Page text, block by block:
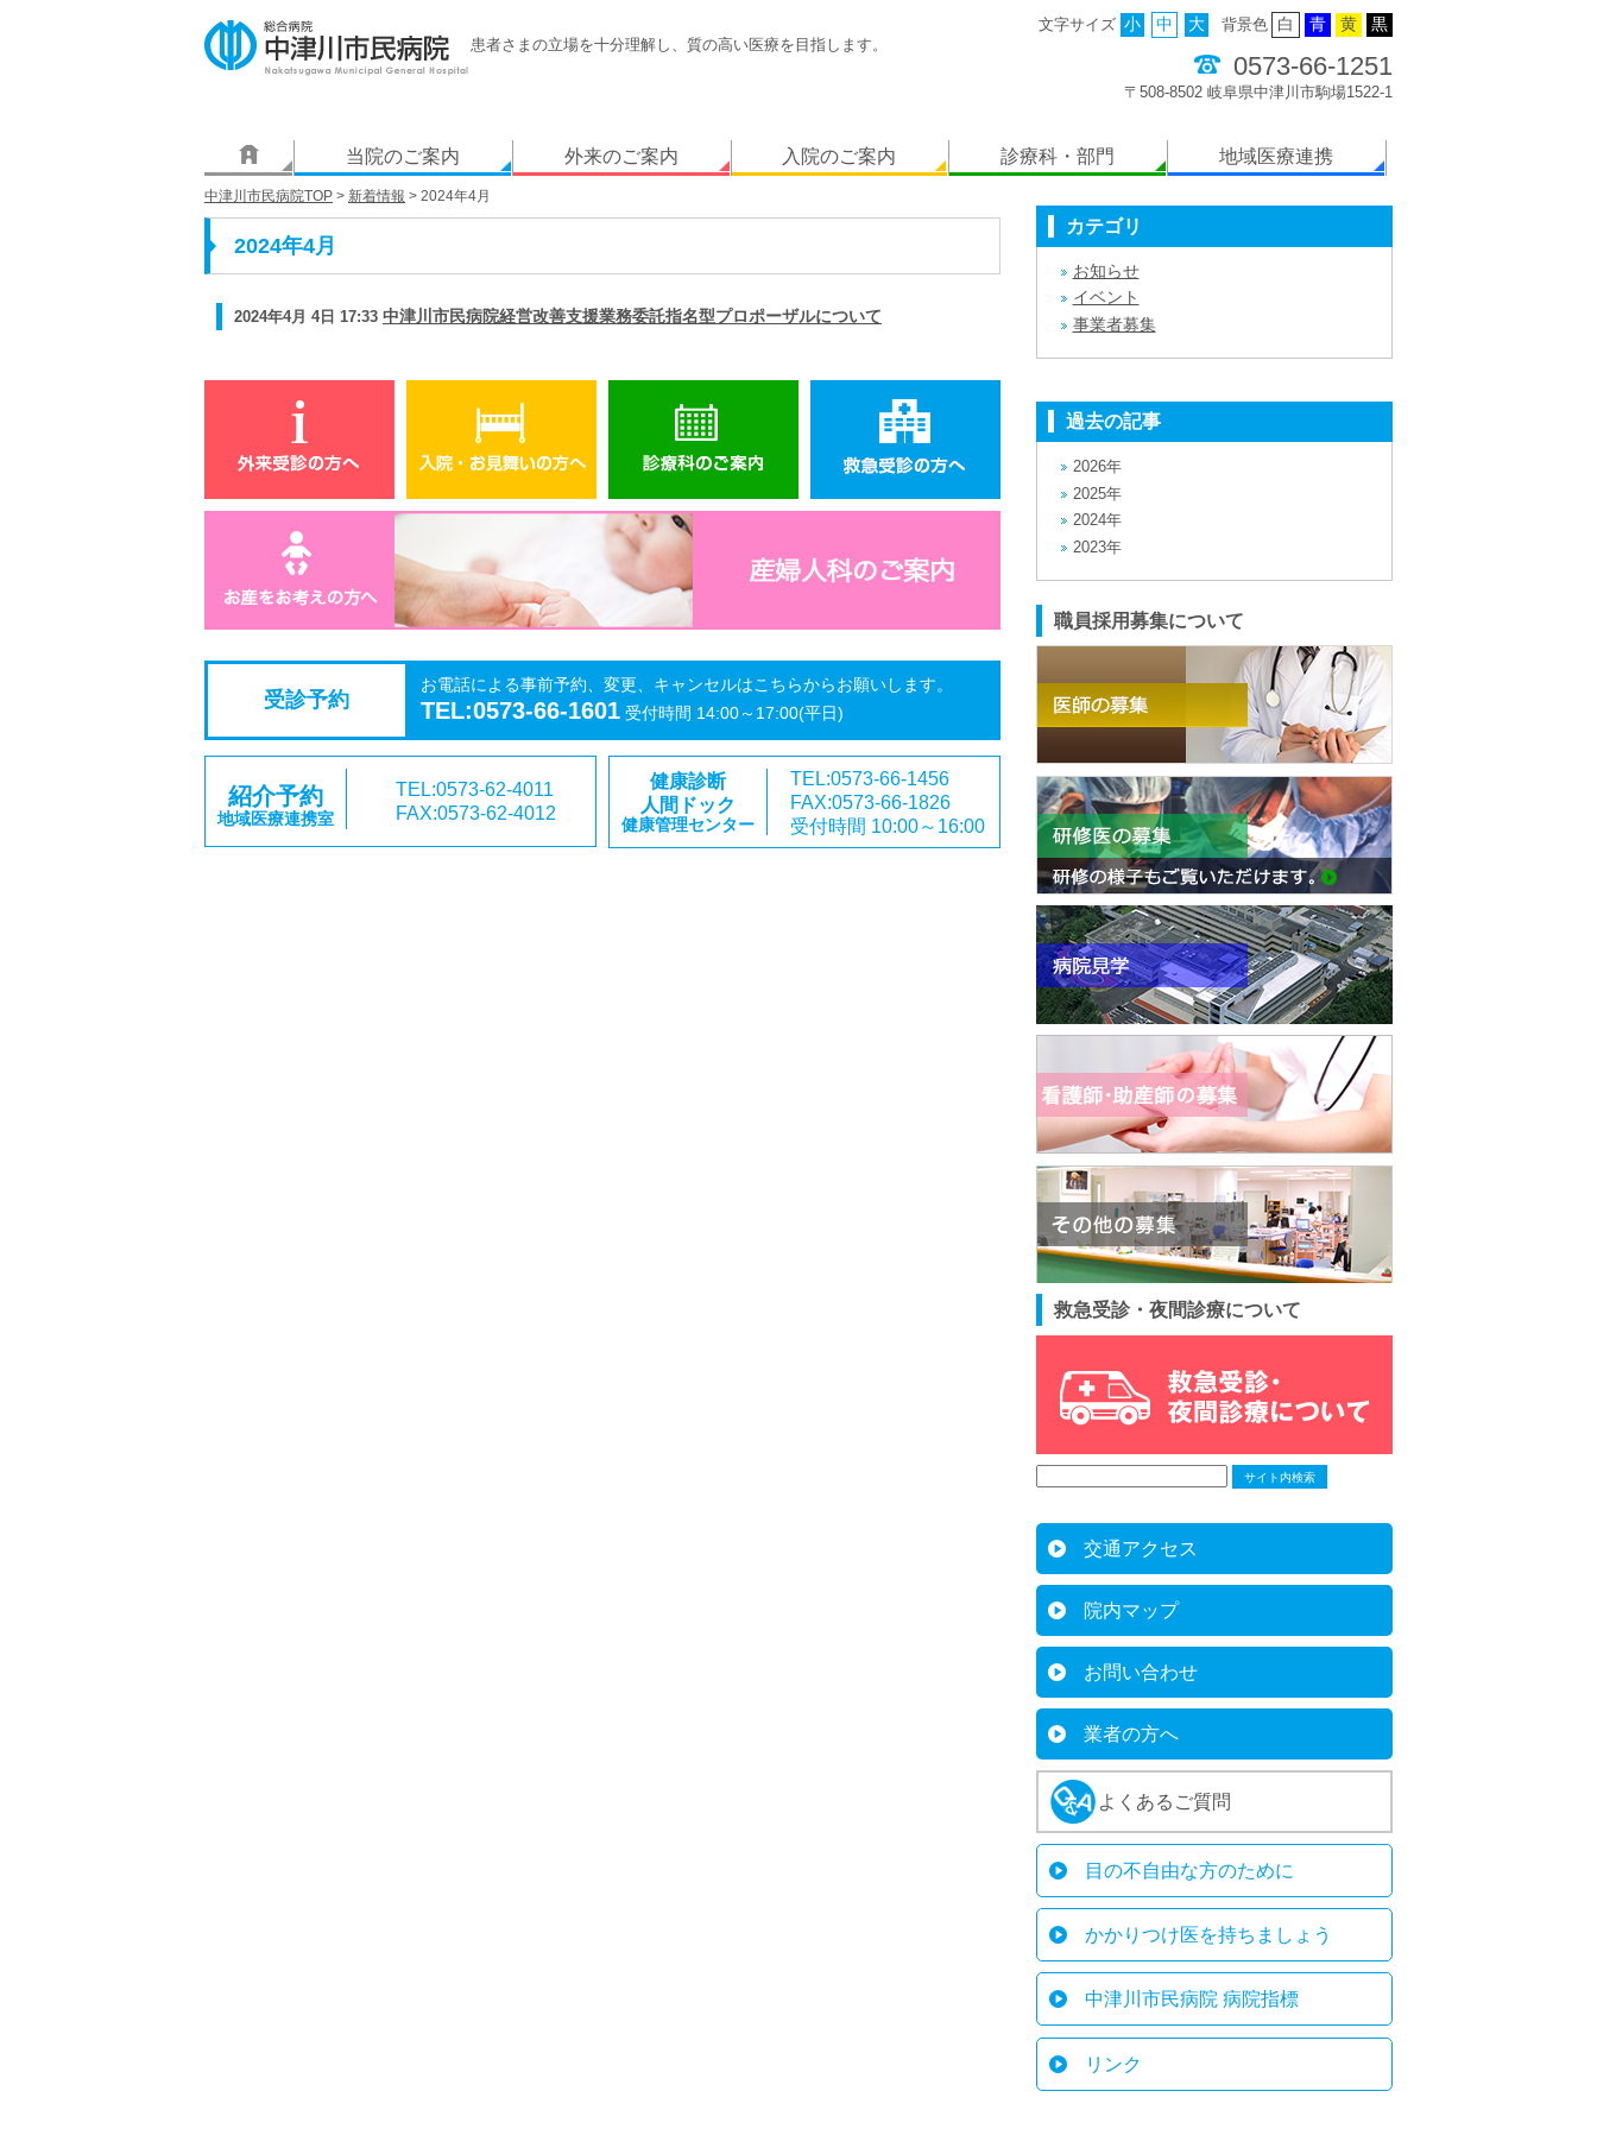
患者さまの立場を十分理解し、質の高い医療を目指します。
背景色 白 青 黄 黒
文字サイズ 小 中 大
0573-66-1251
〒508-8502 岐阜県中津川市駒場1522-1
当院のご案内 外来のご案内 入院のご案内 診療科・部門 地域医療連携
中津川市民病院TOP > 新着情報 > 2024年4月
2024年4月
2024年4月 4日 17:33 中津川市民病院経営改善支援業務委託指名型プロポーザルについて
受診予約
お電話による事前予約、変更、キャンセルはこちらからお願いします。
TEL:0573-66-1601 受付時間 14:00～17:00(平日)
紹介予約
地域医療連携室
TEL:0573-62-4011
FAX:0573-62-4012
健康診断
人間ドック
健康管理センター
TEL:0573-66-1456
FAX:0573-66-1826
受付時間 10:00～16:00
カテゴリ
お知らせ
イベント
事業者募集
過去の記事
2026年
2025年
2024年
2023年
職員採用募集について
救急受診・夜間診療について
交通アクセス
院内マップ
お問い合わせ
業者の方へ
よくあるご質問
目の不自由な方のために
かかりつけ医を持ちましょう
中津川市民病院 病院指標
リンク